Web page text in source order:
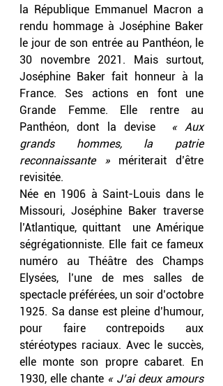
la République Emmanuel Macron a
rendu hommage à Joséphine Baker
le jour de son entrée au Panthéon, le
30 novembre 2021. Mais surtout,
Joséphine Baker fait honneur à la
France. Ses actions en font une
Grande Femme. Elle rentre au
Panthéon, dont la devise
« Aux
grands hommes, la patrie
reconnaissante » mériterait d’être
revisitée.
Née en 1906 à Saint-Louis dans le
Missouri, Joséphine Baker traverse
l’Atlantique, quittant  une Amérique
ségrégationniste. Elle fait ce fameux
numéro au Théâtre des Champs
Elysées, l’une de mes salles de
spectacle préférées, un soir d’octobre
1925. Sa danse est pleine d’humour,
pour faire contrepoids aux
stéréotypes raciaux. Avec le succès,
elle monte son propre cabaret. En
1930, elle chante « J’ai deux amours